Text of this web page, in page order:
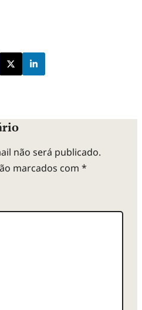
não será publicado.
marcados com *